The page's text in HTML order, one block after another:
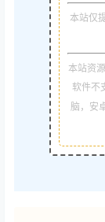
本站仅
本站资
软件不
脑，安